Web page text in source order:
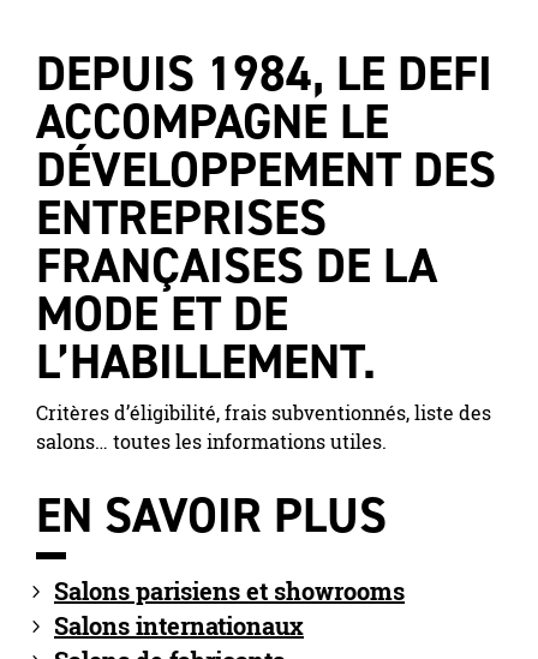
DEPUIS 1984, LE DEFI
ACCOMPAGNE LE
DÉVELOPPEMENT DES
ENTREPRISES
FRANÇAISES DE LA
MODE ET DE
L’HABILLEMENT.
Critères d’éligibilité, frais subventionnés, liste des
salons… toutes les informations utiles.
EN SAVOIR PLUS
Salons parisiens et showrooms
Salons internationaux